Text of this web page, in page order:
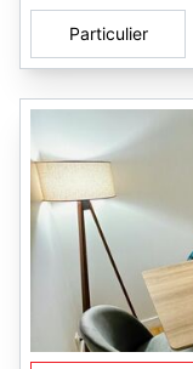
Particulier